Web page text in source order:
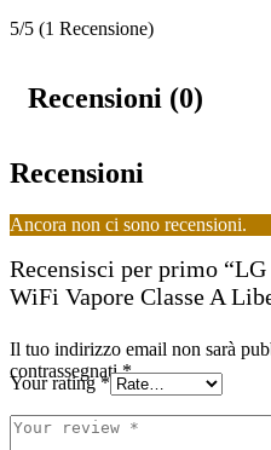
5/5 (1 Recensione)
Recensioni (0)
Recensioni
Ancora non ci sono recensioni.
Recensisci per primo
WiFi Vapore Classe A
Il tuo indirizzo email non sarà
contrassegnati*
Your rating*